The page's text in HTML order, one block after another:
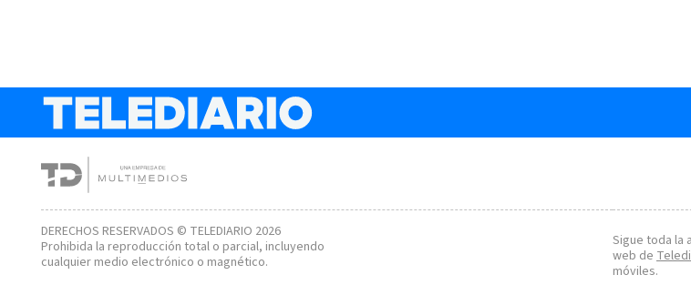
DERECHOS RESERVADOS © TELEDIARIO 2026
Prohibida la reproducción total o parcial, incluyendo
cualquier medio electrónico o magnético.
Sigue toda la
web de
móviles.